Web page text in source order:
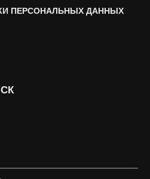
ПЕРСОНАЛЬНЫХ ДАННЫХ